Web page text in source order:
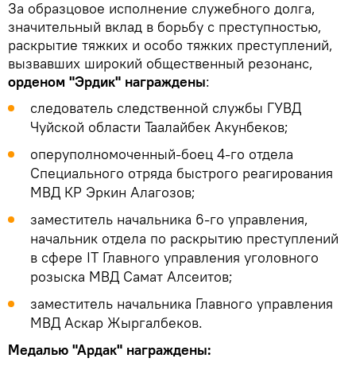
За образцовое исполнение служебного долга,
значительный вклад в борьбу с преступностью,
раскрытие тяжких и особо тяжких преступлений,
вызвавших широкий общественный резонанс,
орденом "Эрдик" награждены:
следователь следственной службы ГУВД
Чуйской области Таалайбек Акунбеков;
оперуполномоченный-боец 4-го отдела
Специального отряда быстрого реагирования
МВД КР Эркин Алагозов;
заместитель начальника 6-го управления,
начальник отдела по раскрытию преступлений
в сфере IT Главного управления уголовного
розыска МВД Самат Алсеитов;
заместитель начальника Главного управления
МВД Аскар Жыргалбеков.
Медалью "Ардак" награждены: